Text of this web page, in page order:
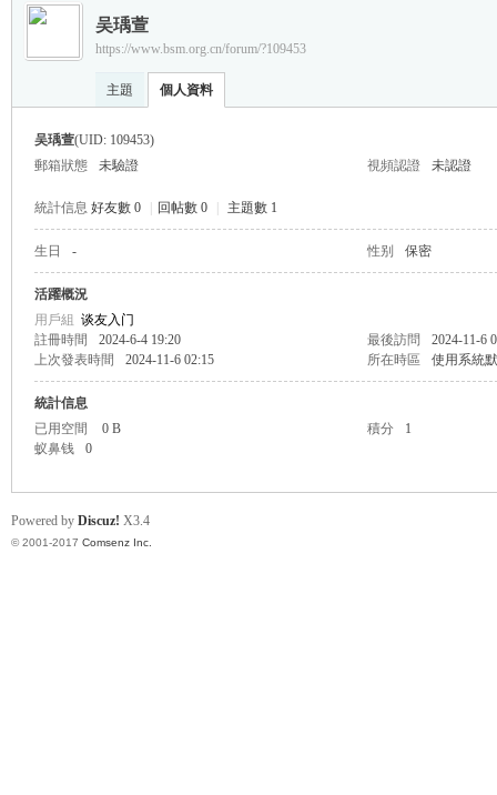
›
吴瑀萱
https://www.bsm.org.cn/forum/?109453
主題 個人資料
吴瑀萱(UID: 109453)
郵箱狀態
未驗證 視頻認證 未認證
統計信息 好友數 0 回帖數 0 主題數 1
生日 - 性别 保密
活躍概況
用戶組 谈友入门
註冊時間
2024-6-4 19:20 最後訪問
2024-11-6
上次發表時間
2024-11-6 02:15 所在時區 使用系統
統計信息
已用空間
0 B 積分
1
蚁鼻钱
0
Powered by Discuz! X3.4
© 2001-2017 Comsenz Inc.